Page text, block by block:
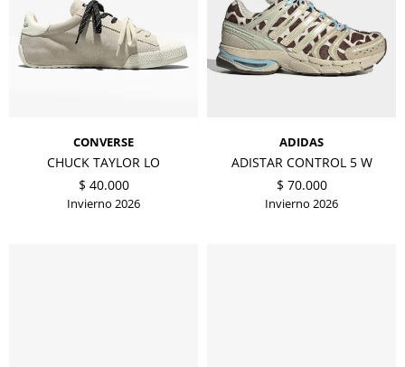
CONVERSE
CHUCK TAYLOR LO
$ 40.000
Invierno 2026
ADIDAS
ADISTAR CONTROL 5 W
$ 70.000
Invierno 2026